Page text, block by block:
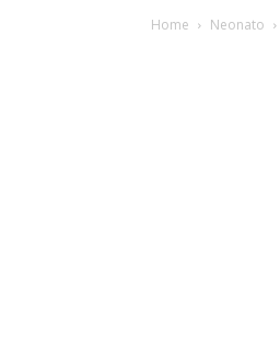
Home Neonato